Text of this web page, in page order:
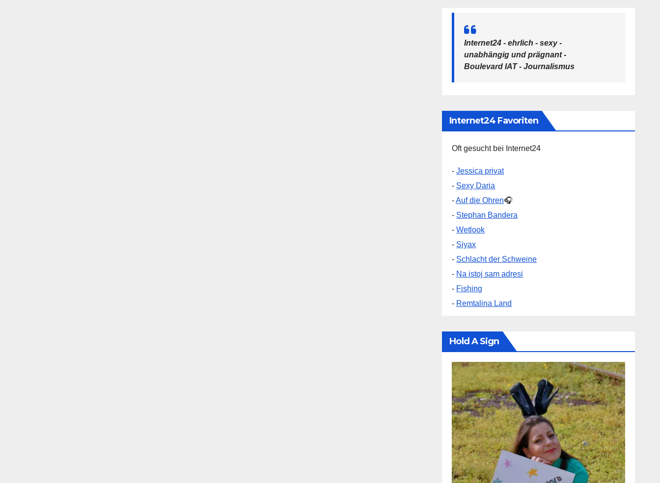
Internet24 - ehrlich - sexy -
unabhängig und prägnant -
Boulevard IAT - Journalismus
Internet24 Favoriten
Oft gesucht bei Internet24
-Jessica privat
- Sexy Daria
-Auf die Ohren🎧
- Stephan Bandera
-Wetlook
- Siyax
- Schlacht der Schweine
- Na istoj sam adresi
- Fishing
- Remtalina Land
Hold A Sign